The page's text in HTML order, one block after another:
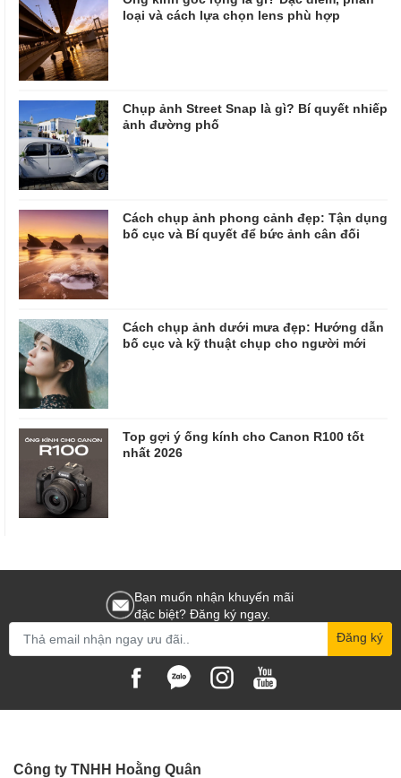
loại và cách lựa chọn lens phù hợp
Chụp ảnh Street Snap là gì? Bí quyết nhiếp
ảnh đường phố
Cách chụp ảnh phong cảnh đẹp: Tận dụng
bố cục và Bí quyết để bức ảnh cân đối
Cách chụp ảnh dưới mưa đẹp: Hướng dẫn
bố cục và kỹ thuật chụp cho người mới
Top gợi ý ống kính cho Canon R100 tốt
nhất 2026
Bạn muốn nhận khuyến mãi
đặc biệt? Đăng ký ngay.
Đăng ký
Công ty TNHH Hoằng Quân